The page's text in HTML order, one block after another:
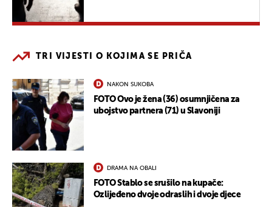
TRI VIJESTI O KOJIMA SE PRIČA
NAKON SUKOBA
FOTO Ovo je žena (36) osumnjičena za
ubojstvo partnera (71) u Slavoniji
DRAMA NA OBALI
FOTO Stablo se srušilo na kupače:
Ozlijeđeno dvoje odraslih i dvoje djece